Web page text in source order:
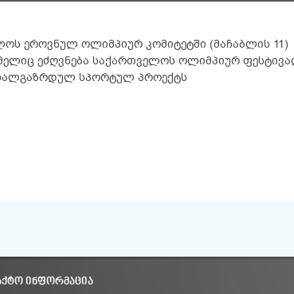
ეროვნულ ოლიმპიურ კომიტეტში (მაჩაბლის 11)
ეძღვნება საქართველოს ოლიმპიურ
სპორტულ პროექტს
ᲘᲜᲤᲝᲠᲛᲐᲪᲘᲐ